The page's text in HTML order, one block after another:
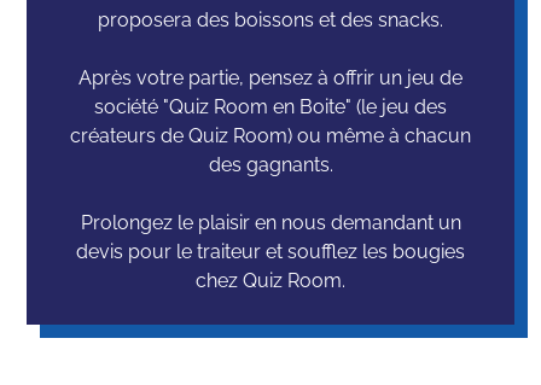
proposera des boissons et des snacks.
Après votre partie, pensez à offrir un jeu de
société "Quiz Room en Boite" (le jeu des
créateurs de Quiz Room) ou même à chacun
des gagnants.
Prolongez le plaisir en nous demandant un
devis pour le traiteur et soufflez les bougies
chez Quiz Room.